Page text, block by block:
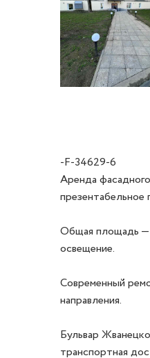
-F-34629-6
Аренда
презентабельное
Общая площадь —
освещение.
Современный
направления.
Бульвар
транспортная